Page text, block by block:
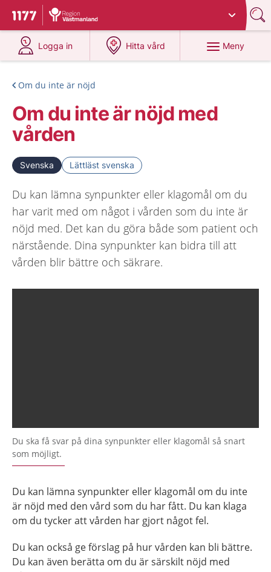
Till startsidan för 1177
Du har valt region
Logga in
på 1177.se
Hitta vård
på 1177.se
Meny
Om du inte är nöjd
Om du inte är nöjd med
vården
Svenska Lättläst svenska
Du kan lämna synpunkter eller klagomål om du
har varit med om något i vården som du inte är
nöjd med. Det kan du göra både som patient och
närstående. Dina synpunkter kan bidra till att
vården blir bättre och säkrare.
Du ska få svar på dina synpunkter eller klagomål så snart
som möjligt.
Du kan lämna synpunkter eller klagomål om du inte
är nöjd med den vård som du har fått. Du kan klaga
om du tycker att vården har gjort något fel.
Du kan också ge förslag på hur vården kan bli bättre.
Du kan även berätta om du är särskilt nöjd med